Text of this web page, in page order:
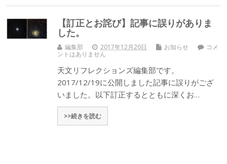
【訂正とお詫び】記事に誤りがありま
した。
編集部 2017年12月20日 お知らせ
コメ
ントはありません
天文リフレクションズ編集部です。
2017/12/19に公開しました記事に誤りがござ
いました。以下訂正するとともに深くお…
>>続きを読む